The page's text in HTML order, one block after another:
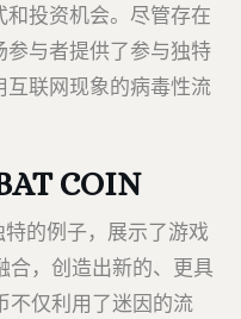
投资机会。尽管存在
与者提供了参与独特
联网现象的病毒性流
COIN
特的例子，展示了游戏
合，创造出新的、更具
不仅利用了迷因的流